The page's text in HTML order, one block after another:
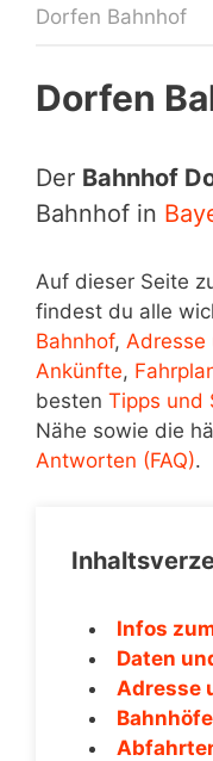
Dorfen Bahnhof
Dorfen
Der Bahnhof
Bahnhof in
Auf dieser Seite
findest du alle
Bahnhof, Adresse
Ankünfte,
besten Tipps und
Nähe sowie die
Antworten (FAQ).
Infos
Daten
Adresse